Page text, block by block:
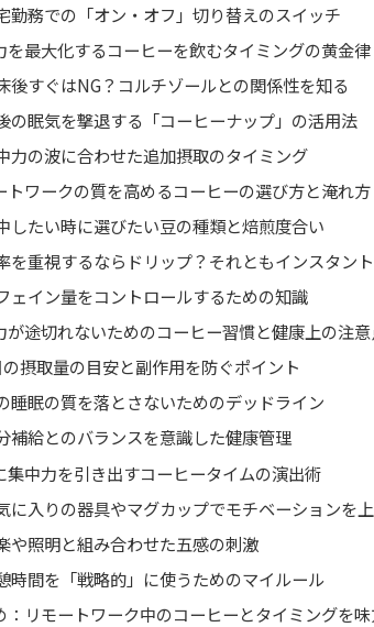
勤務での「オン・オフ」切り替えのスイッチ
を最大化するコーヒーを飲むタイミングの黄金律
後すぐはNG？コルチゾールとの関係性を知る
の眠気を撃退する「コーヒーナップ」の活用法
力の波に合わせた追加摂取のタイミング
トワークの質を高めるコーヒーの選び方と淹れ方
したい時に選びたい豆の種類と焙煎度合い
を重視するならドリップ？それともインスタント
ェイン量をコントロールするための知識
が途切れないためのコーヒー習慣と健康上の注
の摂取量の目安と副作用を防ぐポイント
睡眠の質を落とさないためのデッドライン
補給とのバランスを意識した健康管理
集中力を引き出すコーヒータイムの演出術
に入りの器具やマグカップでモチベーションを
や照明と組み合わせた五感の刺激
時間を「戦略的」に使うためのマイルール
：リモートワーク中のコーヒーとタイミングを